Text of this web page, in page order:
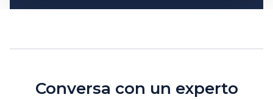
Conversa con un experto